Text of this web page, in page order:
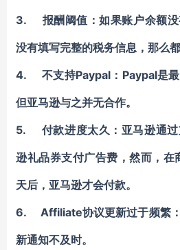
3. 报酬阈值：如果账户余额没
没有填写完整的税务信息，那么
4. 不支持Paypal：Paypal是最
但亚马逊与之并无合作。
5. 付款进度太久：亚马逊通过
逊礼品券支付广告费，然而，
天后，亚马逊才会付款。
6. Affiliate协议更新过于频繁：
新通知不及时。